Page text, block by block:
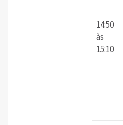
14:50
às
15:10